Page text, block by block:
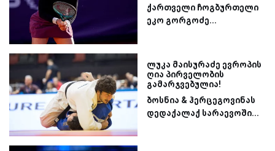
ქართველი ჩოგბურთელი
ეკო გორგოძე...
ლუკა მაისურაძე ევროპის
ღია პირველობის
გამარჯვებულია!
ბოსნია & ჰერცეგოვინას
დედაქალაქ სარაევოში...